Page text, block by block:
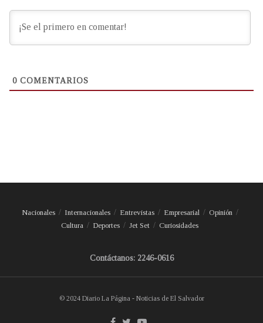
0 COMENTARIOS
Nacionales Internacionales Entrevistas Empresarial
Opinión
Cultura
Deportes Jet Set Curiosidades
Contáctanos: 2246-0616
© 2024 Diario La Página - Noticias de El Salvador